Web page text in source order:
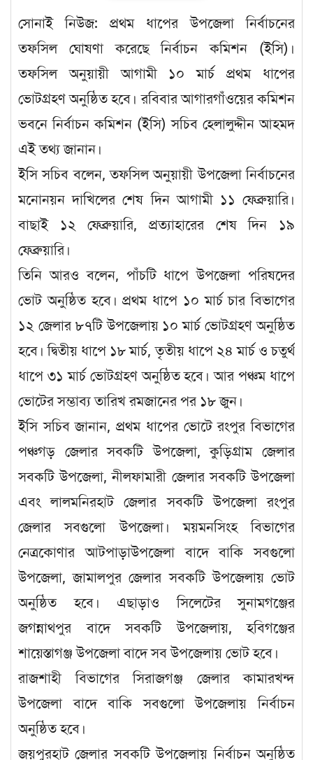
সোনাই নিউজ: প্রথম ধাপের উপজেলা নির্বাচনের
তফসিল ঘোষণা করেছে নির্বাচন কমিশন (ইসি)।
তফসিল অনুয়ায়ী আগামী ১০ মার্চ প্রথম ধাপের
ভোটগ্রহণ অনুষ্ঠিত হবে। রবিবার আগারগাঁওয়ের কমিশন
ভবনে নির্বাচন কমিশন (ইসি) সচিব হেলালুদ্দীন আহমদ
এই তথ্য জানান।
ইসি সচিব বলেন, তফসিল অনুয়ায়ী উপজেলা নির্বাচনের
মনোনয়ন দাখিলের শেষ দিন আগামী ১১ ফেব্রুয়ারি।
বাছাই ১২ ফেব্রুয়ারি, প্রত্যাহারের শেষ দিন ১৯
ফেব্রুয়ারি।
তিনি আরও বলেন, পাঁচটি ধাপে উপজেলা পরিষদের
ভোট অনুষ্ঠিত হবে। প্রথম ধাপে ১০ মার্চ চার বিভাগের
১২ জেলার ৮৭টি উপজেলায় ১০ মার্চ ভোটগ্রহণ অনুষ্ঠিত
হবে। দ্বিতীয় ধাপে ১৮ মার্চ, তৃতীয় ধাপে ২৪ মার্চ ও চতুর্থ
ধাপে ৩১ মার্চ ভোটগ্রহণ অনুষ্ঠিত হবে। আর পঞ্চম ধাপে
ভােটের সম্ভাব্য তারিখ রমজানের পর ১৮ জুন।
ইসি সচিব জানান, প্রথম ধাপের ভোটে রংপুর বিভাগের
পঞ্চগড় জেলার সবকটি উপজেলা, কুড়িগ্রাম জেলার
সবকটি উপজেলা, নীলফামারী জেলার সবকটি উপজেলা
এবং লালমনিরহাট জেলার সবকটি উপজেলা রংপুর
জেলার সবগুলো উপজেলা। ময়মনসিংহ বিভাগের
নেত্রকােণার আটপাড়াউপজেলা বাদে বাকি সবগুলো
উপজেলা, জামালপুর জেলার সবকটি উপজেলায় ভোট
অনুষ্ঠিত হবে। এছাড়াও সিলেটের সুনামগঞ্জের
জগন্নাথপুর বাদে সবকটি উপজেলায়, হবিগঞ্জের
শায়েস্তাগঞ্জ উপজেলা বাদে সব উপজেলায় ভোট হবে।
রাজশাহী বিভাগের সিরাজগঞ্জ জেলার কামারখন্দ
উপজেলা বাদে বাকি সবগুলো উপজেলায় নির্বাচন
অনুষ্ঠিত হবে।
জয়পুরহাট জেলার সবকটি উপজেলায় নির্বাচন অনুষ্ঠিত